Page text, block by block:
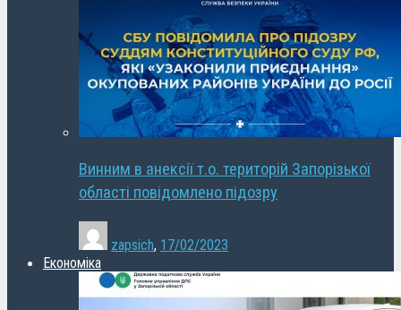
Винним в анексії т.о. територій Запорізької
області повідомлено підозру
zapsich, 17/02/2023
Економіка